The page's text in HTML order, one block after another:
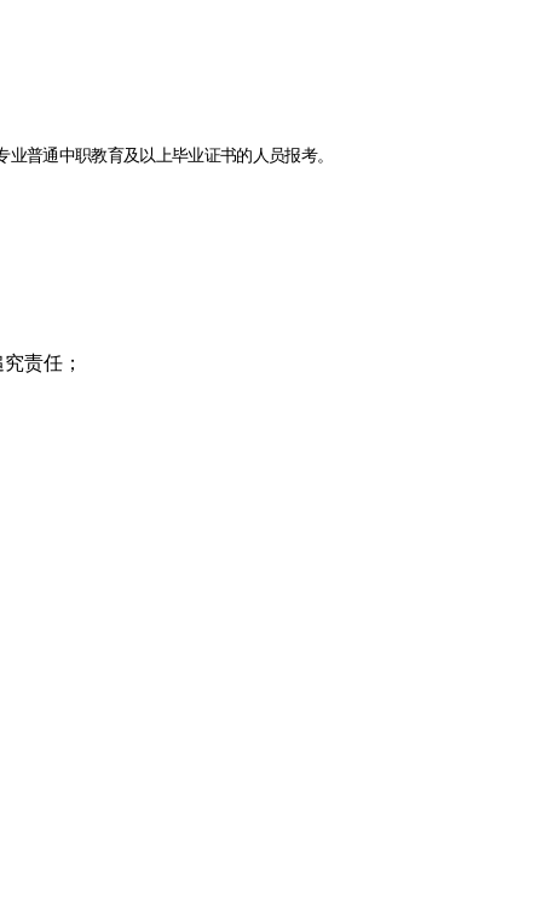
普通中职教育及以上毕业证书的人员报考。
责任；